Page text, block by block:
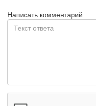
Написать комментарий